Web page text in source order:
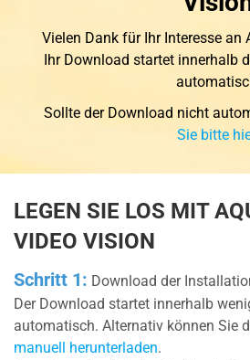
Vielen Dank für Ihr Interesse an
Ihr Download startet innerhalb
Sollte der Download nicht
Sie bitte
LEGEN SIE LOS MIT
VIDEO VISION
Schritt 1: Download der
Der Download startet innerhalb
automatisch. Alternativ können Sie
manuell herunterladen.